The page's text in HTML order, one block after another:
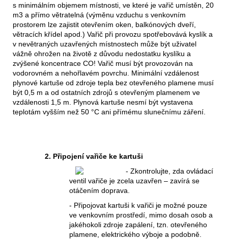
s minimálním objemem místnosti, ve které je vařič umístěn, 20
m3 a přímo větratelná (výměnu vzduchu s venkovním
prostorem lze zajistit otevřením oken, balkónových dveří,
větracích křídel apod.) Vařič při provozu spotřebovává kyslík a
v nevětraných uzavřených místnostech může být uživatel
vážně ohrožen na životě z důvodu nedostatku kyslíku a
zvýšené koncentrace CO! Vařič musí být provozován na
vodorovném a nehořlavém povrchu. Minimální vzdálenost
plynové kartuše od zdroje tepla bez otevřeného plamene musí
být 0,5 m a od ostatních zdrojů s otevřeným plamenem ve
vzdálenosti 1,5 m. Plynová kartuše nesmí být vystavena
teplotám vyšším než 50 °C ani přímému slunečnímu záření.
2. Připojení vařiče ke kartuši
- Zkontrolujte, zda ovládací
ventil vařiče je zcela uzavřen – zavírá se
otáčením doprava.
- Připojovat kartuši k vařiči je možné pouze
ve venkovním prostředí, mimo dosah osob a
jakéhokoli zdroje zapálení, tzn. otevřeného
plamene, elektrického výboje a podobně.